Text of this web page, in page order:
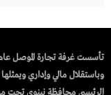
وباستقلال مالي وإداري